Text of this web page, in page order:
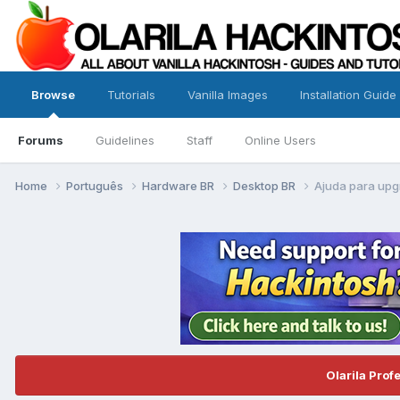
Browse
Forums Guidelines Staff Online Users
Tutorials Vanilla Images Installation Guide
Home Português Hardware BR Desktop BR Ajuda para
Olarila